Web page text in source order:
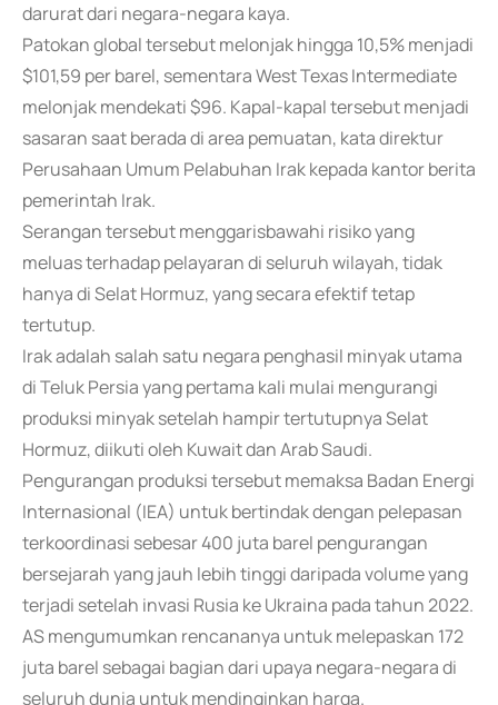
darurat dari negara-negara kaya.
Patokan global tersebut melonjak hingga 10,5% menjadi
$101,59 per barel, sementara West Texas Intermediate
melonjak mendekati $96. Kapal-kapal tersebut menjadi
sasaran saat berada di area pemuatan, kata direktur
Perusahaan Umum Pelabuhan Irak kepada kantor berita
pemerintah Irak.
Serangan tersebut menggarisbawahi risiko yang
meluas terhadap pelayaran di seluruh wilayah, tidak
hanya di Selat Hormuz, yang secara efektif tetap
tertutup.
Irak adalah salah satu negara penghasil minyak utama
di Teluk Persia yang pertama kali mulai mengurangi
produksi minyak setelah hampir tertutupnya Selat
Hormuz, diikuti oleh Kuwait dan Arab Saudi.
Pengurangan produksi tersebut memaksa Badan Energi
Internasional (IEA) untuk bertindak dengan pelepasan
terkoordinasi sebesar 400 juta barel pengurangan
bersejarah yang jauh lebih tinggi daripada volume yang
terjadi setelah invasi Rusia ke Ukraina pada tahun 2022.
AS mengumumkan rencananya untuk melepaskan 172
juta barel sebagai bagian dari upaya negara-negara di
seluruh dunia untuk mendinginkan harga.